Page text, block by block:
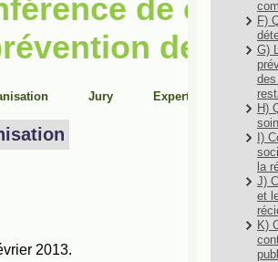
F)
G)
H)
I)
la
J)
et
K)